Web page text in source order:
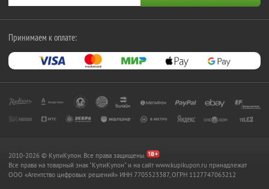
Принимаем к оплате:
2010-2026 © КупиКупон. Все права защищены.
Все права на товарный знак "КупиКупон" и на сайт www.kupikupon.ru принадлежат
OOO «Агентство цифровых решений» ИНН 7705523387, ОГРН 1127747063212